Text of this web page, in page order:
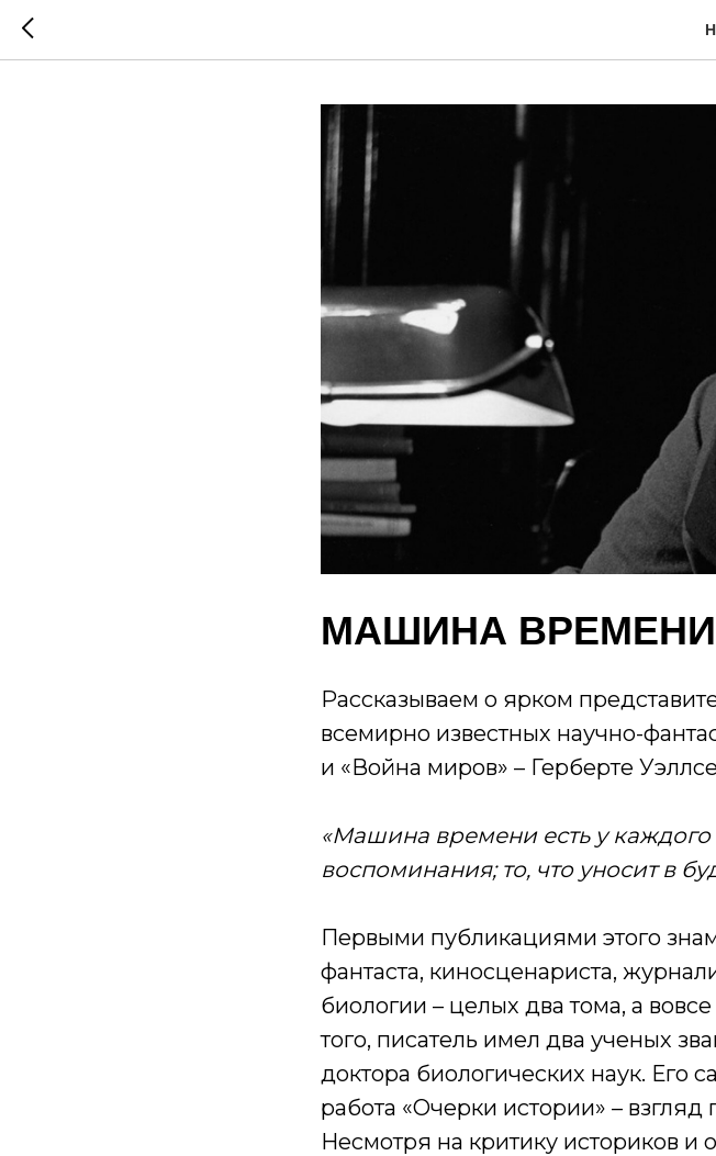
МАШИНА ВРЕМЕНИ
Рассказываем о ярком
всемирно известных научно-
и «Война миров» – Герберте
«Машина времени есть у каждого
воспоминания; то, что уносит в
Первыми публикациями этого
фантаста, киносценариста,
биологии – целых два тома, а
того, писатель имел два ученых
доктора биологических наук. Его
работа «Очерки истории» –
Несмотря на критику историков и